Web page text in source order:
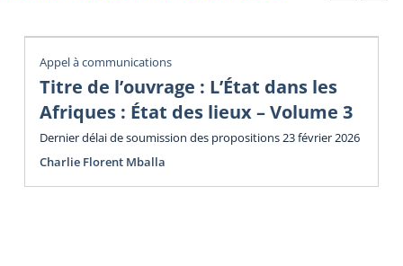
Appel à communications
Titre de l’ouvrage : L’État dans les
Afriques : État des lieux – Volume 3
Dernier délai de soumission des propositions 23 février 2026
Charlie Florent Mballa